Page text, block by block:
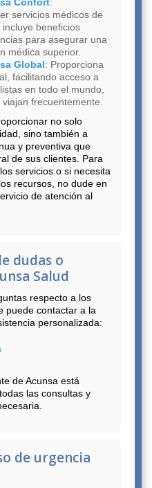
servicios médicos de
beneficios
para asegurar una
médica superior.
Global: Proporciona
facilitando acceso a
en todo el mundo,
frecuentemente.
no solo
sino también a
y preventiva que
de sus clientes. Para
servicios o si necesita
recursos, no dude en
de atención al
dudas o
Salud
respecto a los
puede contactar a la
personalizada:
de Acunsa está
las consultas y
de urgencia